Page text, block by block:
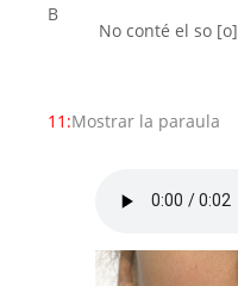
B
No conté el so [o]
11:Mostrar la paraula